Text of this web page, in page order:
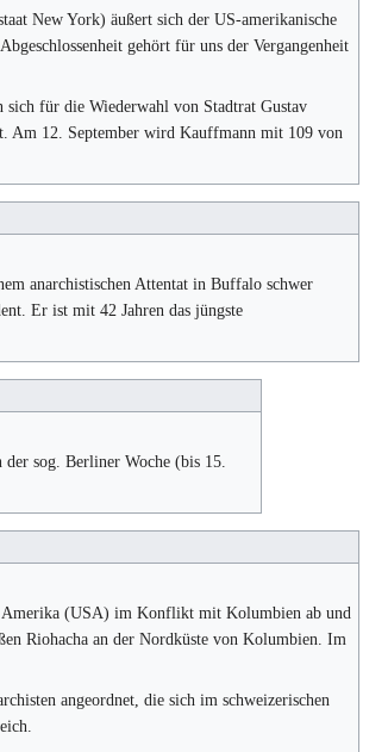
New York) äußert sich der US-amerikanische
gehört für uns der Vergangenheit
sich für die Wiederwahl von Stadtrat Gustav
Am 12. September wird Kauffmann mit 109 von
anarchistischen Attentat in Buffalo schwer
Er ist mit 42 Jahren das jüngste
der sog. Berliner Woche (bis 15.
Amerika (USA) im Konflikt mit Kolumbien ab und
Riohacha an der Nordküste von Kolumbien. Im
angeordnet, die sich im schweizerischen